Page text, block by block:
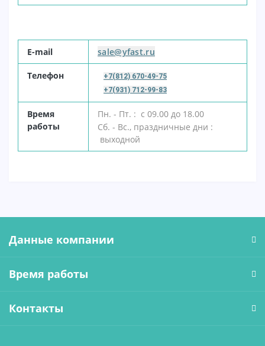
E-mail sale@yfast.ru
Телефон
+7(812) 670-49-75
+7(931) 712-99-83
Время
работы
Пн. - Пт. : с 09.00 до 18.00
Сб. - Вс., праздничные дни :
выходной
Данные компании
Время работы
Контакты